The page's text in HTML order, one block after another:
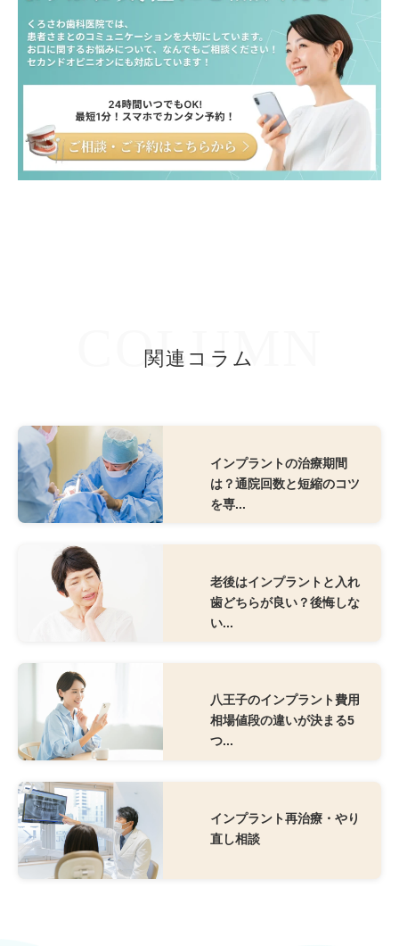
COLUMN
関連コラム
インプラントの治療期間
は？通院回数と短縮のコツ
を専...
老後はインプラントと入れ
歯どちらが良い？後悔しな
い...
八王子のインプラント費用
相場値段の違いが決まる5
つ...
インプラント再治療・やり
直し相談